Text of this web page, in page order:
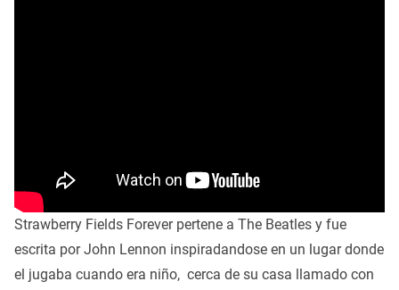
Strawberry Fields Forever pertene a The Beatles y fue
escrita por John Lennon inspiradandose en un lugar donde
el jugaba cuando era niño, cerca de su casa llamado con